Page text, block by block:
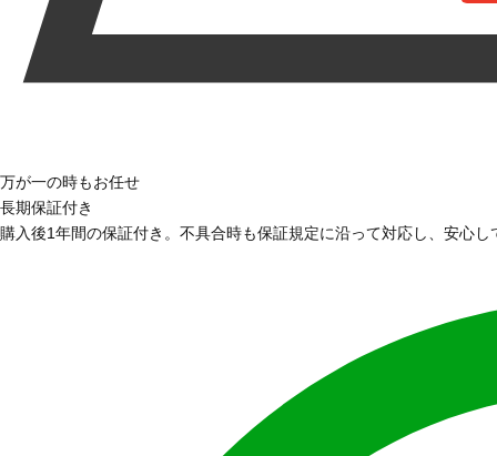
万が一の時もお任せ
長期保証付き
購入後1年間の保証付き。不具合時も保証規定に沿って対応し、安心